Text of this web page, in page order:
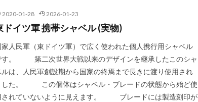
2020-01-28 2026-01-23
ドイツ軍 携帯シャベル (実物)
家人民軍（東ドイツ軍）で広く使われた個人携行用シャベル
す。 第二次世界大戦以来のデザインを継承したこのシャ
ルは、人民軍創設期から国家の終焉まで長きに渡り使用され
した。 この個体はシャベル・ブレードの状態から殆ど使
されていないように見えます。 ブレードには製造刻印が